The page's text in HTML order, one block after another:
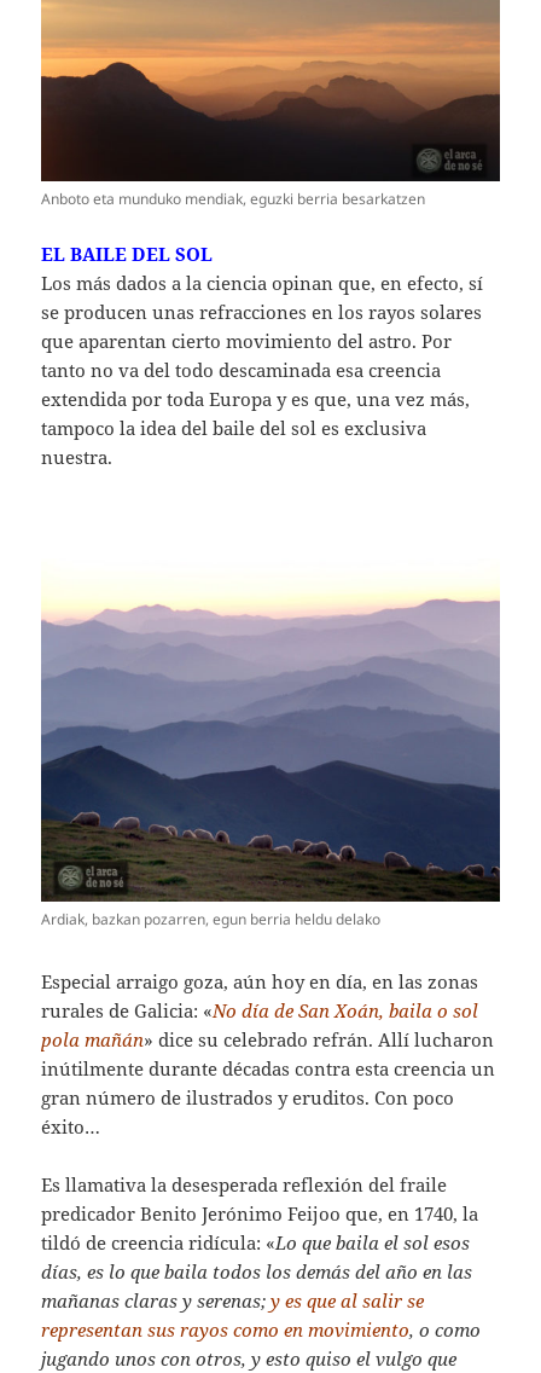
Anboto eta munduko mendiak, eguzki berria besarkatzen
EL BAILE DEL SOL
Los más dados a la ciencia opinan que, en efecto, sí
se producen unas refracciones en los rayos solares
que aparentan cierto movimiento del astro. Por
tanto no va del todo descaminada esa creencia
extendida por toda Europa y es que, una vez más,
tampoco la idea del baile del sol es exclusiva
nuestra.
Ardiak, bazkan pozarren, egun berria heldu delako
Especial arraigo goza, aún hoy en día, en las zonas
rurales de Galicia: «No día de San Xoán, baila o sol
pola mañán» dice su celebrado refrán. Allí lucharon
inútilmente durante décadas contra esta creencia un
gran número de ilustrados y eruditos. Con poco
éxito…
Es llamativa la desesperada reflexión del fraile
predicador Benito Jerónimo Feijoo que, en 1740, la
tildó de creencia ridícula: «Lo que baila el sol esos
días, es lo que baila todos los demás del año en las
mañanas claras y serenas;y es que al salir se
representan sus rayos como en movimiento, o como
jugando unos con otros, y esto quiso el vulgo que